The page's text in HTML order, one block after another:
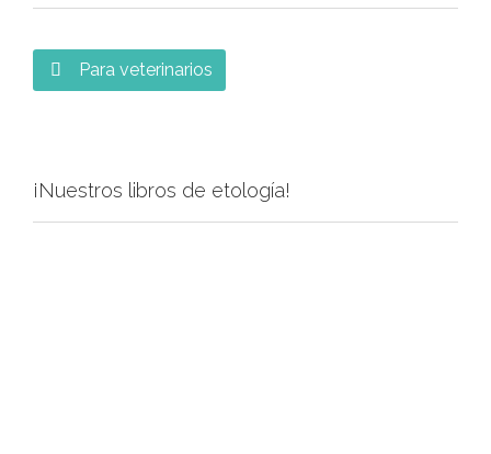
 Para veterinarios
¡Nuestros libros de etología!